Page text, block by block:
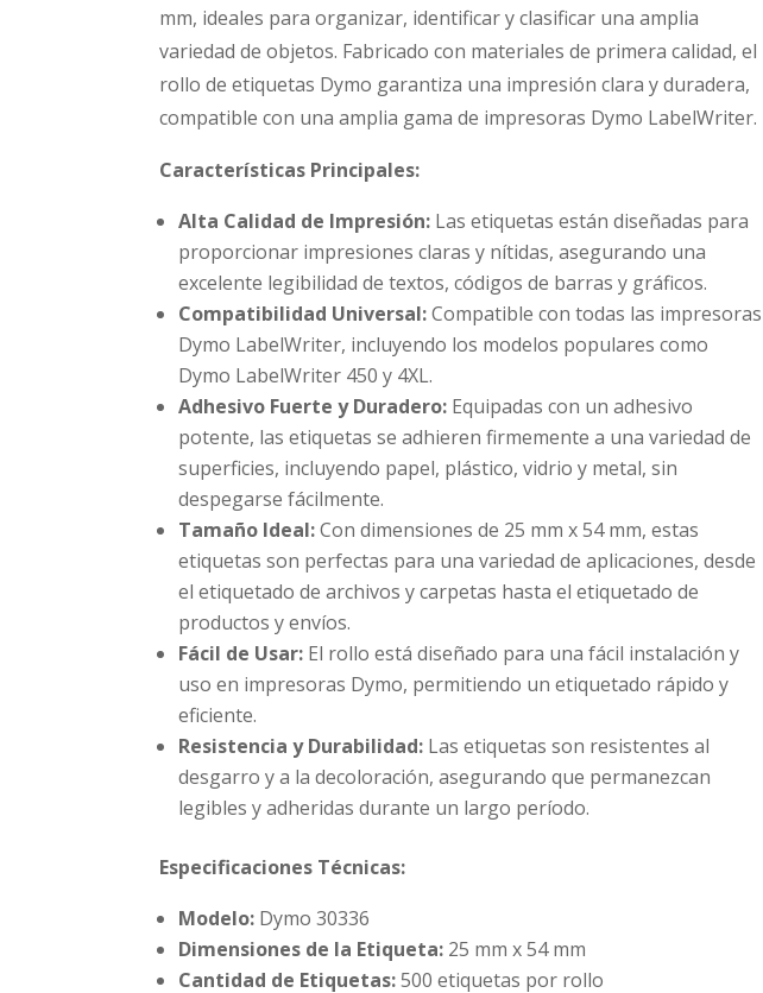
mm, ideales para organizar, identificar y clasificar una amplia
variedad de objetos. Fabricado con materiales de primera calidad, el
rollo de etiquetas Dymo garantiza una impresión clara y duradera,
compatible con una amplia gama de impresoras Dymo LabelWriter.
Características Principales:
Alta Calidad de Impresión: Las etiquetas están diseñadas para
proporcionar impresiones claras y nítidas, asegurando una
excelente legibilidad de textos, códigos de barras y gráficos.
Compatibilidad Universal:Compatible con todas las impresoras
Dymo LabelWriter, incluyendo los modelos populares como
Dymo LabelWriter 450 y 4XL.
Adhesivo Fuerte y Duradero: Equipadas con un adhesivo
potente, las etiquetas se adhieren firmemente a una variedad de
superficies, incluyendo papel, plástico, vidrio y metal, sin
despegarse fácilmente.
Tamaño Ideal:Con dimensiones de 25 mm x 54 mm, estas
etiquetas son perfectas para una variedad de aplicaciones, desde
el etiquetado de archivos y carpetas hasta el etiquetado de
productos y envíos.
Fácil de Usar: El rollo está diseñado para una fácil instalación y
uso en impresoras Dymo, permitiendo un etiquetado rápido y
eficiente.
Resistencia y Durabilidad: Las etiquetas son resistentes al
desgarro y a la decoloración, asegurando que permanezcan
legibles y adheridas durante un largo período.
Especificaciones Técnicas:
Modelo: Dymo 30336
Dimensiones de la Etiqueta: 25 mm x 54 mm
Cantidad de Etiquetas:500 etiquetas por rollo